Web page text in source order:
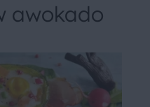
awokado